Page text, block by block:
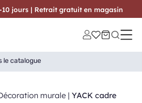
murale | YACK cadre
jours | Retrait gratuit en magasin